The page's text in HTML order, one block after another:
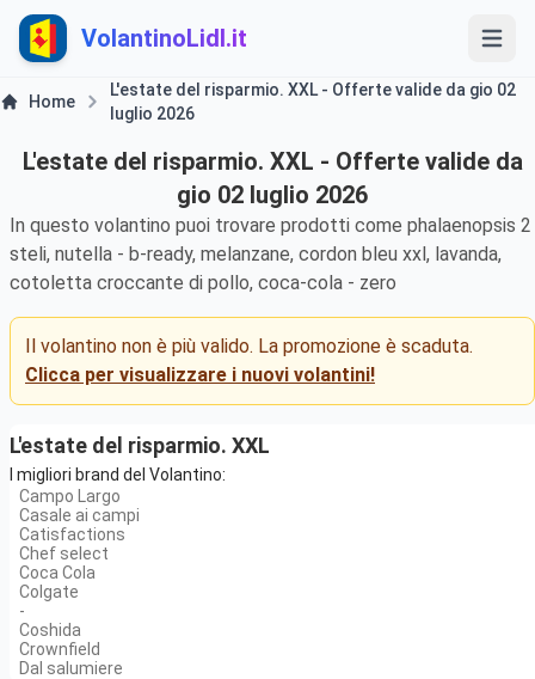
VolantinoLidl.it
Home
L'estate del risparmio. XXL - Offerte valide da gio 02
luglio 2026
L'estate del risparmio. XXL - Offerte valide da
gio 02 luglio 2026
In questo volantino puoi trovare prodotti come phalaenopsis 2
steli, nutella - b-ready, melanzane, cordon bleu xxl, lavanda,
cotoletta croccante di pollo, coca-cola - zero
Il volantino non è più valido. La promozione è scaduta.
Clicca per visualizzare i nuovi volantini!
L'estate del risparmio. XXL
I migliori brand del Volantino:
Campo Largo
Casale ai campi
Catisfactions
Chef select
Coca Cola
Colgate
-
Coshida
Crownfield
Dal salumiere